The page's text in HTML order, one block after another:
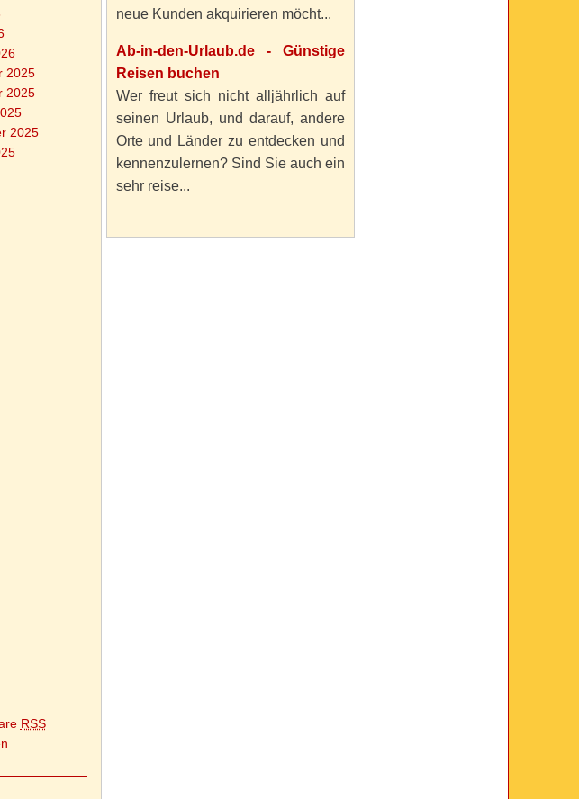
neue Kunden akquirieren möcht...
Ab-in-den-Urlaub.de - Günstige
Reisen buchen
Wer freut sich nicht alljährlich auf
seinen Urlaub, und darauf, andere
Orte und Länder zu entdecken und
kennenzulernen? Sind Sie auch ein
sehr reise...
2025
2025
2025
RSS